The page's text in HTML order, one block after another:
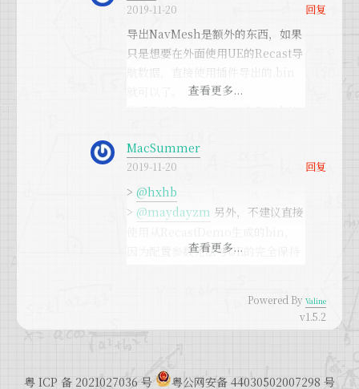
2019-11-20 回复
导出NavMesh是额外的东西，如果
只是想要在外面使用UE的Recast导
航数据，直接使用插件导出的.bin
位是cm，导进到RecastDemo中
太大，可以修改一下单位为m，我
在
ExternRecastNavMeshGenetato
中已经写了相关的代码了，把导出c
MacSummer
2019-11-20 回复
> @hxhb
> @maydayzm 另外，不建议直接
因为配置参数无法与UE的完全保持
感谢~
使用的话还是会用UE4的插件产生
的bin文件，在recast上只是用来查
Powered By Valine
v1.5.2
粤 ICP 备 2021027036 号 粤公网安备 44030502007298 号